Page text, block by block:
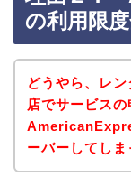
の利用限
どうやら、レ
店でサービスの
ーバーしてし